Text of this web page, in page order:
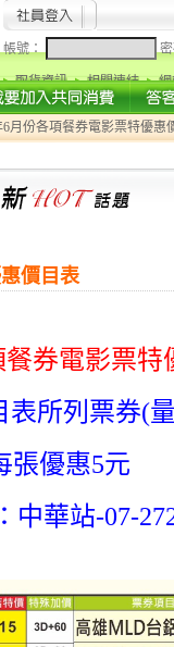
帳號：
取貨資訊 相關連結
6月份各項餐券電影票特優惠
價目表
餐券電影票特
表所列票券(
張優惠5元
中華站-07-